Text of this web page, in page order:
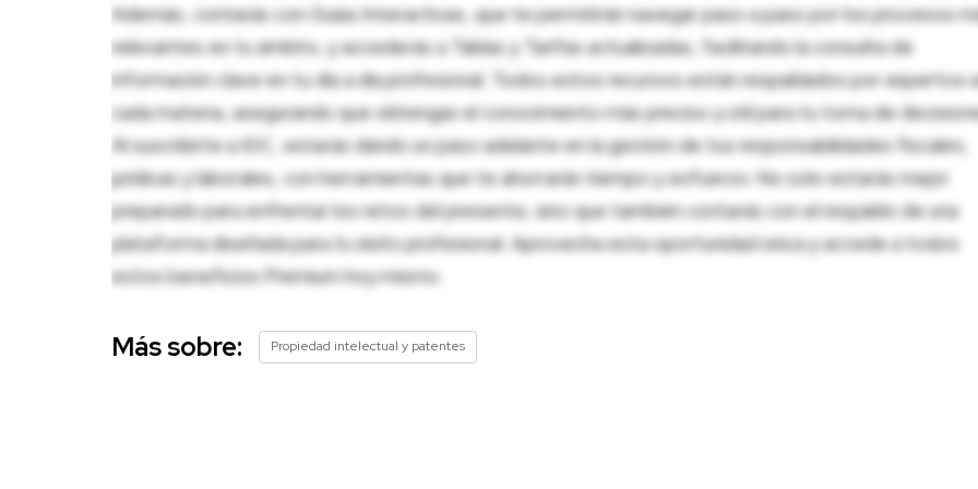
Además, contarás con Guías Interactivas, que te permitirán navegar paso a paso por los procesos
relevantes en tu ámbito, y accederás a Tablas y Tarifas actualizadas, facilitando la consulta de
información clave en tu día a día profesional. Todos estos recursos están respaldados por expertos
cada materia, asegurando que obtengas el conocimiento más preciso y útil para tu toma de
Al suscribirte a IDC, estarás dando un paso adelante en la gestión de tus responsabilidades fiscales,
jurídicas y laborales, con herramientas que te ahorrarán tiempo y esfuerzo. No solo estarás mejor
preparado para enfrentar los retos del presente, sino que también contarás con el respaldo de una
plataforma diseñada para tu éxito profesional. Aprovecha esta oportunidad única y accede a todos
estos beneficios Premium hoy mismo.
Más sobre: Propiedad intelectual y patentes